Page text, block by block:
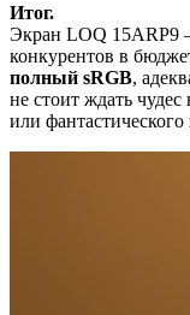
Итог.
Экран LOQ 15ARP9
конкурентов в
полный sRGB,
не стоит ждать
или фантастического